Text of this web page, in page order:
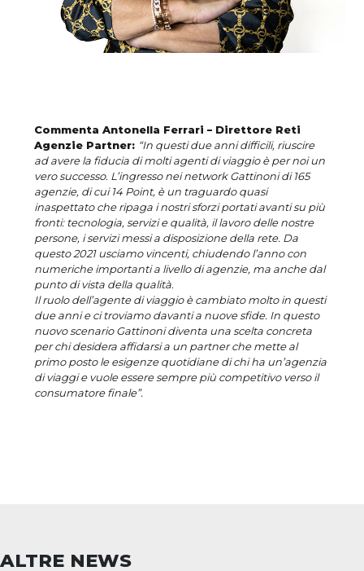
Commenta Antonella Ferrari – Direttore Reti
Agenzie Partner: “In questi due anni difficili, riuscire
ad avere la fiducia di molti agenti di viaggio è per noi un
vero successo. L’ingresso nei network Gattinoni di 165
agenzie, di cui 14 Point, è un traguardo quasi
inaspettato che ripaga i nostri sforzi portati avanti su più
fronti: tecnologia, servizi e qualità, il lavoro delle nostre
persone, i servizi messi a disposizione della rete. Da
questo 2021 usciamo vincenti, chiudendo l’anno con
numeriche importanti a livello di agenzie, ma anche dal
punto di vista della qualità.
Il ruolo dell’agente di viaggio è cambiato molto in questi
due anni e ci troviamo davanti a nuove sfide. In questo
nuovo scenario Gattinoni diventa una scelta concreta
per chi desidera affidarsi a un partner che mette al
primo posto le esigenze quotidiane di chi ha un’agenzia
di viaggi e vuole essere sempre più competitivo verso il
consumatore finale”.
ALTRE NEWS